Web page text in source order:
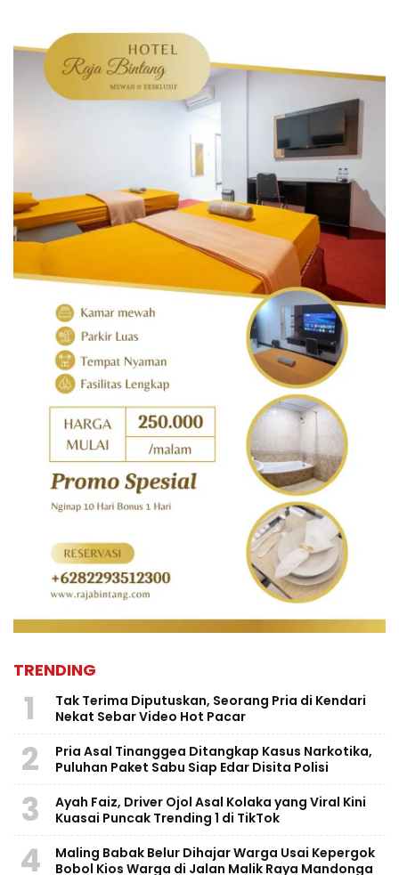
TRENDING
1
Tak Terima Diputuskan, Seorang Pria di Kendari
Nekat Sebar Video Hot Pacar
2
Pria Asal Tinanggea Ditangkap Kasus Narkotika,
Puluhan Paket Sabu Siap Edar Disita Polisi
3
Ayah Faiz, Driver Ojol Asal Kolaka yang Viral Kini
Kuasai Puncak Trending 1 di TikTok
4
Maling Babak Belur Dihajar Warga Usai Kepergok
Bobol Kios Warga di Jalan Malik Raya Mandonga